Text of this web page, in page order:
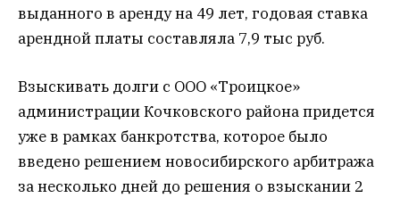
выданного в аренду на 49 лет, годовая ставка
арендной платы составляла 7,9 тыс руб.
Взыскивать долги с ООО «Троицкое»
администрации Кочковского района придется
уже в рамках банкротства, которое было
введено решением новосибирского арбитража
за несколько дней до решения о взыскании 2